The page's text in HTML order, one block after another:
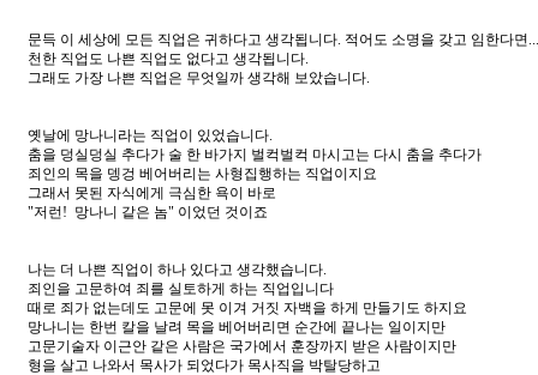
문득 이 세상에 모든 직업은 귀하다고 생각됩니다. 적어도 소명을 갖고 임한다면...
천한 직업도 나쁜 직업도 없다고 생각됩니다.
그래도 가장 나쁜 직업은 무엇일까 생각해 보았습니다.
옛날에 망나니라는 직업이 있었습니다.
춤을 덩실덩실 추다가 술 한 바가지 벌컥벌컥 마시고는 다시 춤을 추다가
죄인의 목을 뎅겅 베어버리는 사형집행하는 직업이지요
그래서 못된 자식에게 극심한 욕이 바로
"저런! 망나니 같은 놈" 이었던 것이죠
나는 더 나쁜 직업이 하나 있다고 생각했습니다.
죄인을 고문하여 죄를 실토하게 하는 직업입니다
때로 죄가 없는데도 고문에 못 이겨 거짓 자백을 하게 만들기도 하지요
망나니는 한번 칼을 날려 목을 베어버리면 순간에 끝나는 일이지만
고문기술자 이근안 같은 사람은 국가에서 훈장까지 받은 사람이지만
형을 살고 나와서 목사가 되었다가 목사직을 박탈당하고